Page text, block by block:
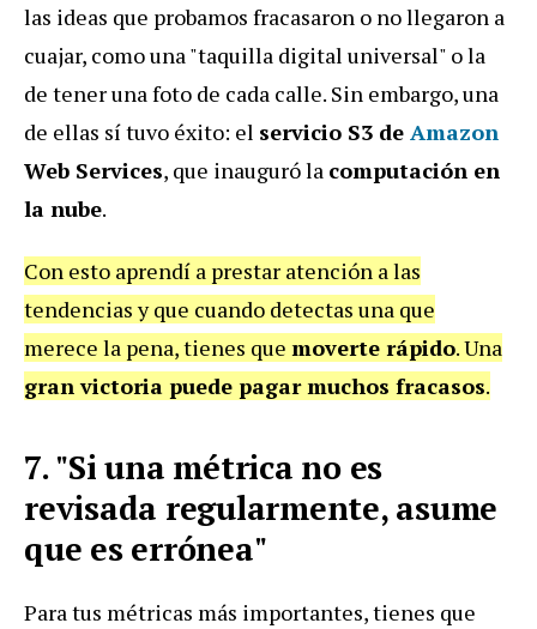
las ideas que probamos fracasaron o no llegaron a
cuajar, como una "taquilla digital universal" o la
de tener una foto de cada calle. Sin embargo, una
de ellas sí tuvo éxito: el servicio S3 de Amazon
Web Services, que inauguró la computación en
la nube.
Con esto aprendí a prestar atención a las
tendencias y que cuando detectas una que
merece la pena, tienes que moverte rápido. Una
gran victoria puede pagar muchos fracasos.
7. "Si una métrica no es
revisada regularmente, asume
que es errónea"
Para tus métricas más importantes, tienes que